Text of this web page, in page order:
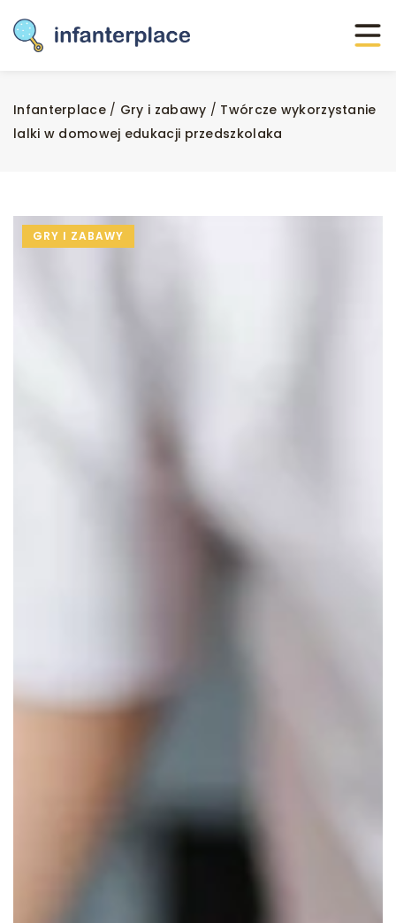
Infanterplace/ Gry i zabawy / Twórcze wykorzystanie
lalki w domowej edukacji przedszkolaka
GRY I ZABAWY